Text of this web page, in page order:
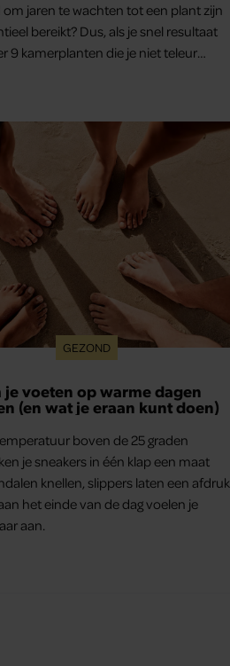
om jaren te wachten tot een plant zijn
bereikt? Dus, als je snel resultaat
9 kamerplanten die je niet teleur
GEZOND
je voeten op warme dagen
(en wat je eraan kunt doen)
boven de 25 graden
je sneakers in één klap een maat
knellen, slippers laten een afdruk
het einde van de dag voelen je
aan.